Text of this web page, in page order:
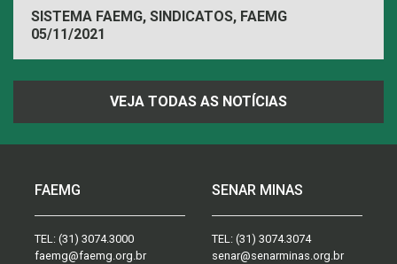
SISTEMA FAEMG, SINDICATOS, FAEMG
05/11/2021
VEJA TODAS AS NOTÍCIAS
FAEMG
TEL: (31) 3074.3000
faemg@faemg.org.br
SENAR MINAS
TEL: (31) 3074.3074
senar@senarminas.org.br